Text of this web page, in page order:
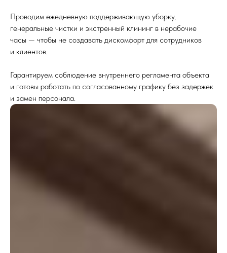
Проводим ежедневную поддерживающую уборку,
генеральные чистки и экстренный клининг в нерабочие
часы — чтобы не создавать дискомфорт для сотрудников
и клиентов.
Гарантируем соблюдение внутреннего регламента объекта
и готовы работать по согласованному графику без задержек
и замен персонала.